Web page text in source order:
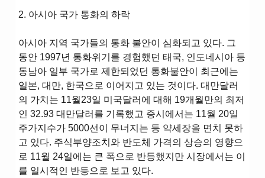
2. 아시아 국가 통화의 하락
아시아 지역 국가들의 통화 불안이 심화되고 있다. 그
동안 1997년 통화위기를 경험했던 태국, 인도네시아 등
동남아 일부 국가로 제한되었던 통화불안이 최근에는
일본, 대만, 한국으로 이어지고 있는 것이다. 대만달러
의 가치는 11월23일 미국달러에 대해 19개월만의 최저
인 32.93 대만달러를 기록했고 증시에서는 11월 20일
주가지수가 5000선이 무너지는 등 약세장을 면치 못하
고 있다. 주식부양조치와 반도체 가격의 상승의 영향으
로 11월 24일에는 큰 폭으로 반등했지만 시장에서는 이
를 일시적인 반등으로 보고 있다.